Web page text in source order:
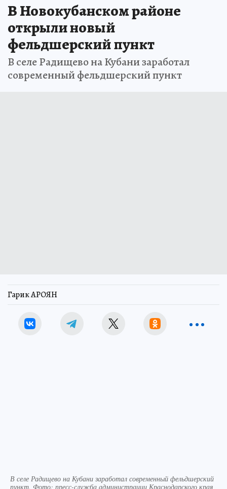
В Новокубанском районе
открыли новый
фельдшерский пункт
В селе Радищево на Кубани заработал
современный фельдшерский пункт
Гарик АРОЯН
В селе Радищево на Кубани заработал современный фельдшерский
пункт. Фото: пресс-служба администрации Краснодарского края